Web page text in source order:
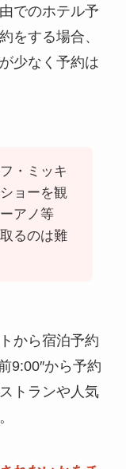
でのホテル予
をする場合、
少なく予約は
・ミッキ
ョーを観
アノ等
るのは難
から宿泊予約
9:00″から予約
トランや人気